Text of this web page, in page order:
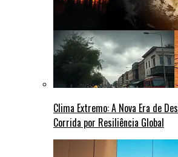
Clima Extremo: A Nova Era de
Corrida por Resiliência Global